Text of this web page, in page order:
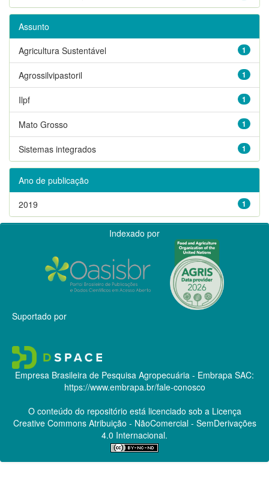
Assunto
1
Agricultura Sustentável
1
Agrossilvipastoril
1
Ilpf
1
Mato Grosso
1
Sistemas integrados
Ano de publicação
1
2019
Indexado por
Suportado por
Empresa Brasileira de Pesquisa Agropecuária - Embrapa SAC:
https://www.embrapa.br/fale-conosco
O conteúdo do repositório está licenciado sob a Licença
Creative CommonsAtribuição - NãoComercial - SemDerivações
4.0 Internacional.